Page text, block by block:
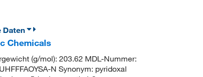
Daten
Chemicals
(g/mol): 203.62 MDL-Nummer:
N Synonym: pyridoxal